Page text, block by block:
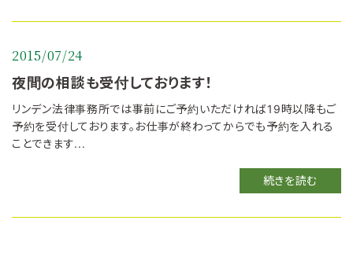
2015/07/24
夜間の相談も受付しております！
リンデン法律事務所では事前にご予約いただければ19時以降もご
予約を受付しております。お仕事が終わってからでも予約を入れる
ことできます...
続きを読む